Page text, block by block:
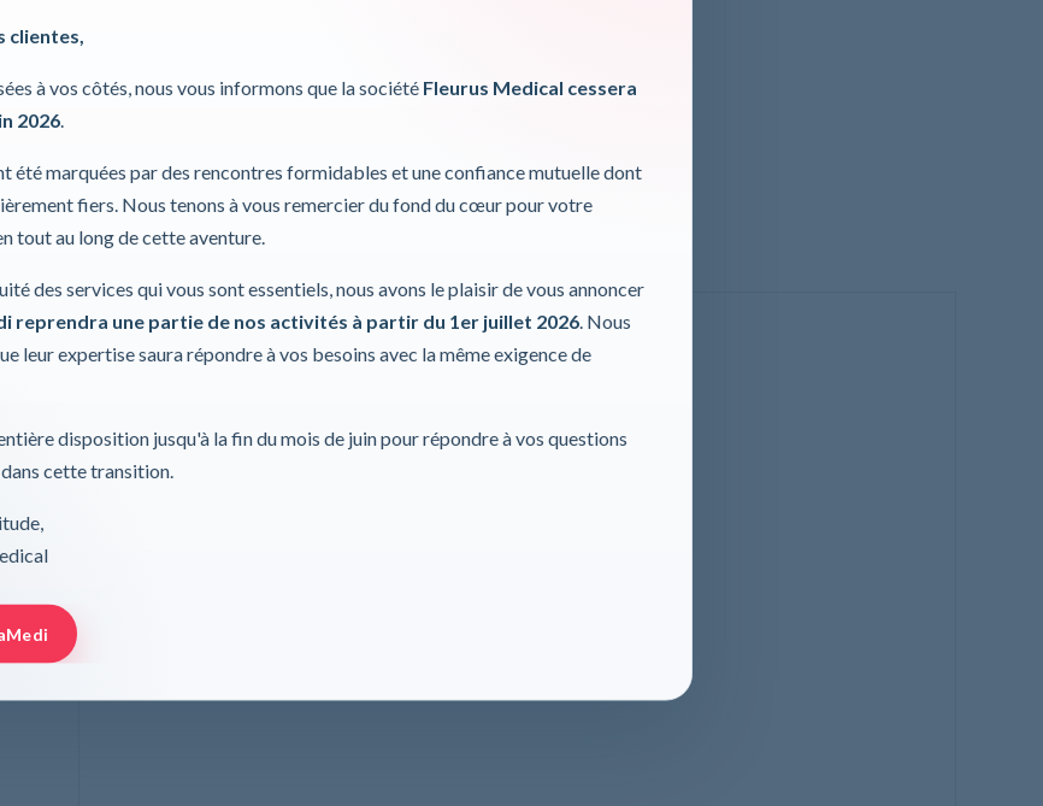
clientes,
à vos côtés, nous vous informons que la société Fleurus Medical cessera
2026
été marquées par des rencontres formidables et une confiance mutuelle dont
fiers. Nous tenons à vous remercier du fond du cœur pour votre
tout au long de cette aventure.
des services qui vous sont essentiels, nous avons le plaisir de vous annoncer
reprendra une partie de nos activités à partir du 1er juillet 2026 . Nous
leur expertise saura répondre à vos besoins avec la même exigence de
disposition jusqu'à la fin du mois de juin pour répondre à vos questions
cette transition.
2mm